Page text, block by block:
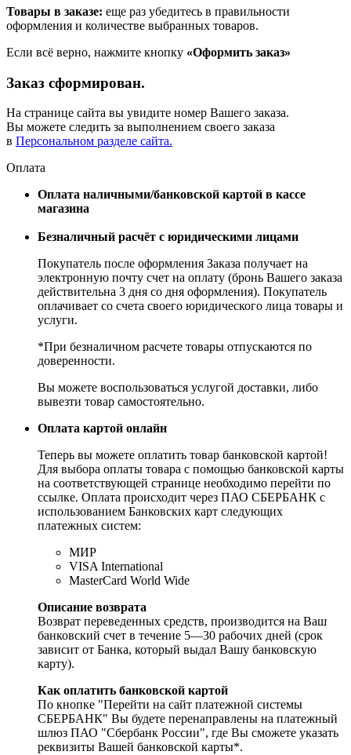
Товары в заказе: еще раз убедитесь в правильности
оформления и количестве выбранных товаров.
Если всё верно, нажмите кнопку «Оформить заказ»
Заказ сформирован.
На странице сайта вы увидите номер Вашего заказа.
Вы можете следить за выполнением своего заказа
в Персональном разделе сайта.
Оплата
Оплата наличными/банковской картой в кассе
магазина
Безналичный расчёт с юридическими лицами
Покупатель после оформления Заказа получает на
электронную почту счет на оплату (бронь Вашего заказа
действительна 3 дня со дня оформления). Покупатель
оплачивает со счета своего юридического лица товары и
услуги.
*При безналичном расчете товары отпускаются по
доверенности.
Вы можете воспользоваться услугой доставки, либо
вывезти товар самостоятельно.
Оплата картой онлайн
Теперь вы можете оплатить товар банковской картой!
Для выбора оплаты товара с помощью банковской карты
на соответствующей странице необходимо перейти по
ссылке. Оплата происходит через ПАО СБЕРБАНК с
использованием Банковских карт следующих
платежных систем:
МИР
VISA International
MasterCard World Wide
Описание возврата
Возврат переведенных средств, производится на Ваш
банковский счет в течение 5—30 рабочих дней (срок
зависит от Банка, который выдал Вашу банковскую
карту).
Как оплатить банковской картой
По кнопке "Перейти на сайт платежной системы
СБЕРБАНК" Вы будете перенаправлены на платежный
шлюз ПАО "Сбербанк России", где Вы сможете указать
реквизиты Вашей банковской карты*.